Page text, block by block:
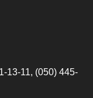
13-11, (050) 445-